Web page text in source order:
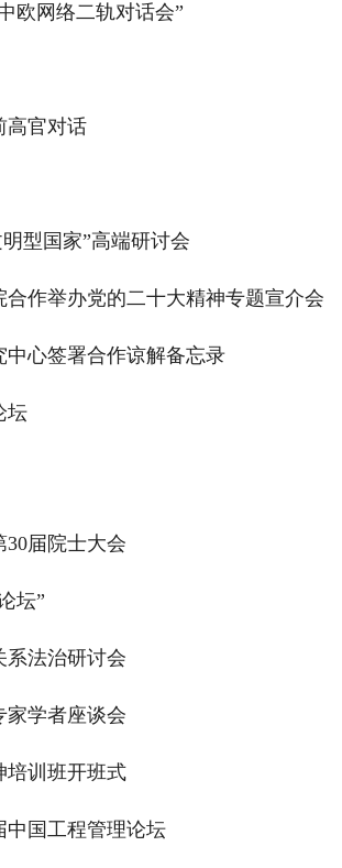
欧网络二轨对话会”
高官对话
型国家”高端研讨会
作举办党的二十大精神专题宣介会
心签署合作谅解备忘录
坛
届院士大会
坛”
系法治研讨会
家学者座谈会
培训班开班式
中国工程管理论坛